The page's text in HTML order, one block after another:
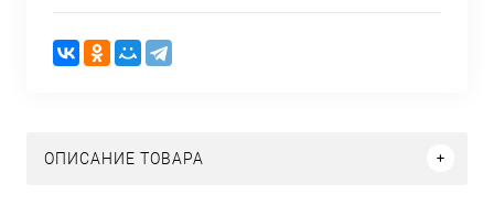
ОПИСАНИЕ ТОВАРА